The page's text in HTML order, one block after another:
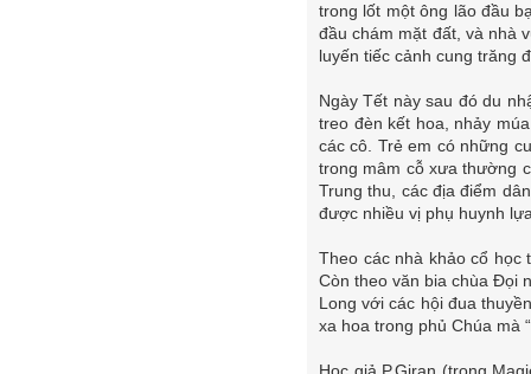
trong lốt một ông lão đầu
đầu chám mặt đất, và nhà
luyến tiếc cảnh cung trăng
Ngày Tết này sau đó du
treo đèn kết hoa, nhảy
các cô. Trẻ em có những
trong mâm cỗ xưa thường
Trung thu, các địa điểm
được nhiều vị phụ huynh
Theo các nhà khảo cổ
Còn theo văn bia chùa Đọi
Long với các hội đua
xa hoa trong phủ Chúa mà